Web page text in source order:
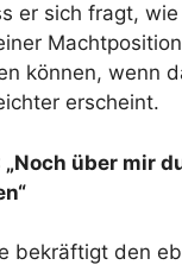
er sich fragt,
können, wenn
erscheint.
„Noch über mir
bekräftigt den